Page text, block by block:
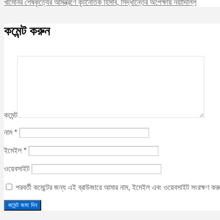
খামেনির শেষকৃত্যের আমন্ত্রণে কূটনৈতিক হিসাব, সিদ্ধান্তের অপেক্ষায় নয়াদিল্লি
কমেন্ট করুন
কমেন্ট
নাম*
ইমেইল *
ওয়েবসাইট
পরবর্তী কমেন্টের জন্য এই ব্রাউজারে আমার নাম, ইমেইল এবং ওয়েবসাইট সংরক্ষণ